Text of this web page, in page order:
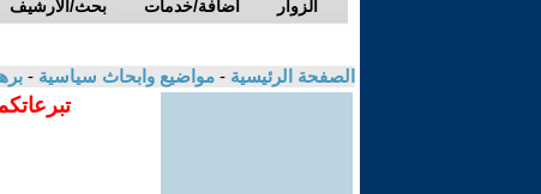
بحث/الارشيف اضافة/خدمات الزوار
الصفحة الرئيسية - مواضيع وابحاث سياسية -